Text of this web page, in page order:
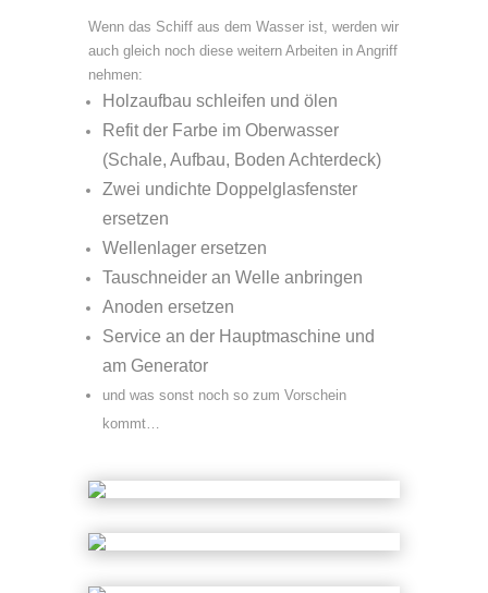
Wenn das Schiff aus dem Wasser ist, werden wir
auch gleich noch diese weitern Arbeiten in Angriff
nehmen:
Holzaufbau schleifen und ölen
Refit der Farbe im Oberwasser
(Schale, Aufbau, Boden Achterdeck)
Zwei undichte Doppelglasfenster
ersetzen
Wellenlager ersetzen
Tauschneider an Welle anbringen
Anoden ersetzen
Service an der Hauptmaschine und
am Generator
und was sonst noch so zum Vorschein
kommt…